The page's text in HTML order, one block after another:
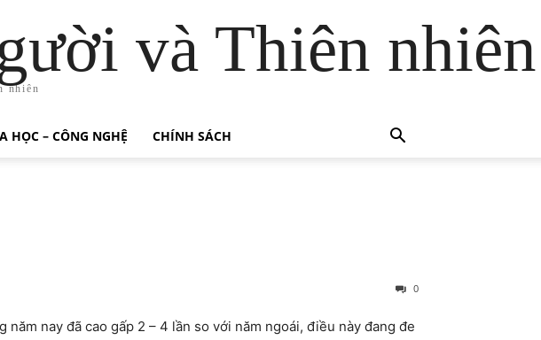
và Thiên nhiên
nhiên
HỌC – CÔNG NGHỆ CHÍNH SÁCH
0
nay đã cao gấp 2 – 4 lần so với năm ngoái, điều này đang đe